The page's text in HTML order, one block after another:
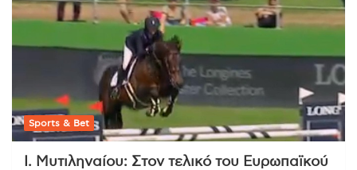
Sports & Bet
Ι. Μυτιληναίου: Στον τελικό του Ευρωπαϊκού